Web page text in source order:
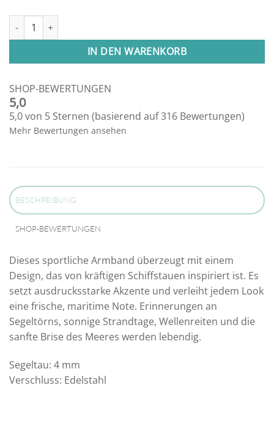
Armband "Nautic" Menge
IN DEN WARENKORB
SHOP-BEWERTUNGEN
5,0
5,0 von 5 Sternen (basierend auf 316 Bewertungen)
Mehr Bewertungen ansehen
BESCHREIBUNG
SHOP-BEWERTUNGEN
Dieses sportliche Armband überzeugt mit einem
Design, das von kräftigen Schiffstauen inspiriert ist. Es
setzt ausdrucksstarke Akzente und verleiht jedem Look
eine frische, maritime Note. Erinnerungen an
Segeltörns, sonnige Strandtage, Wellenreiten und die
sanfte Brise des Meeres werden lebendig.
Segeltau: 4 mm
Verschluss: Edelstahl